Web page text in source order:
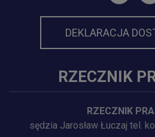
DEKLARACJA
RZECZNIK
RZECZNIK
sędzia Jarosław Łuczaj tel.